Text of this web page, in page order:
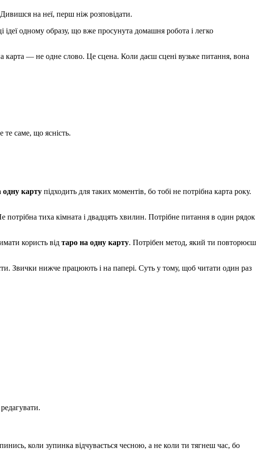
на неї, перш ніж розповідати.
одному образу, що вже просунута домашня робота і легко
карта — не одне слово. Це сцена. Коли даєш сцені вузьке питання, вона
саме, що ясність.
одну карту підходить для таких моментів, бо тобі не потрібна карта року.
тиха кімната і двадцять хвилин. Потрібне питання в один рядок
користь від таро на одну карту. Потрібен метод, який ти повторюєш
Звички нижче працюють і на папері. Суть у тому, щоб читати один раз
коли зупинка відчувається чесною, а не коли ти тягнеш час, бо